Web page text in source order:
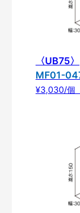
〈UB75〉
MF01-
¥3,030/個